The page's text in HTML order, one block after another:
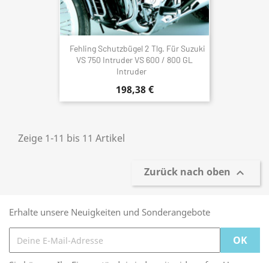
Fehling Schutzbügel 2 Tlg. Für Suzuki
VS 750 Intruder VS 600 / 800 GL
Intruder
198,38 €
Zeige 1-11 bis 11 Artikel
Zurück nach oben 
Erhalte unsere Neuigkeiten und Sonderangebote